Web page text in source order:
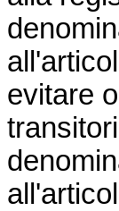
evitare